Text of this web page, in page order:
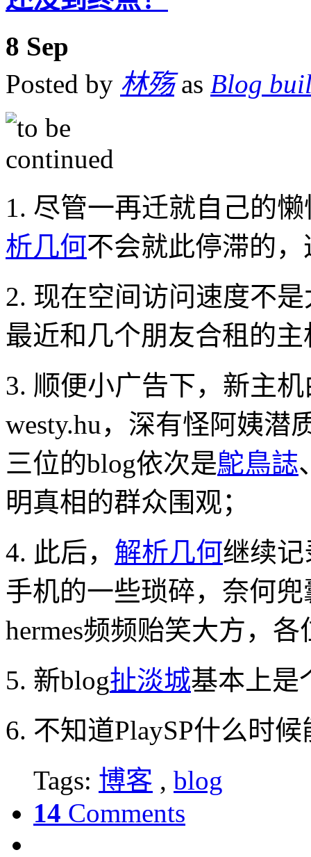
8 Sep
Posted by 林殇as Blog
1. 尽管一再迁就自己的
析几何不会就此停滞的
2. 现在空间访问速度不
最近和几个朋友合租的主
3. 顺便小广告下，新主
westy.hu，深有怪阿姨潜
三位的blog依次是鴕鳥誌
明真相的群众围观；
4. 此后， 解析几何继续
手机的一些琐碎，奈何
hermes频频贻笑大方，
5. 新blog扯淡城基本上是
6. 不知道PlaySP什么时
Tags: 博客 , blog
14 Comments